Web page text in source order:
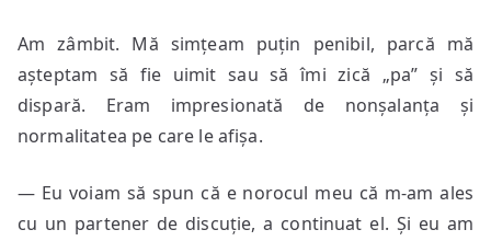
Am zâmbit. Mă simțeam puțin penibil, parcă mă
așteptam să fie uimit sau să îmi zică „pa” și să
dispară. Eram impresionată de nonșalanța și
normalitatea pe care le afișa.
— Eu voiam să spun că e norocul meu că m-am ales
cu un partener de discuție, a continuat el. Și eu am